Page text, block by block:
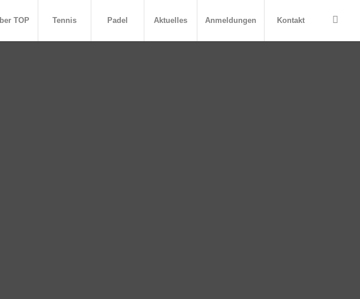
TOP Tennis Padel Aktuelles Anmeldungen Kontakt